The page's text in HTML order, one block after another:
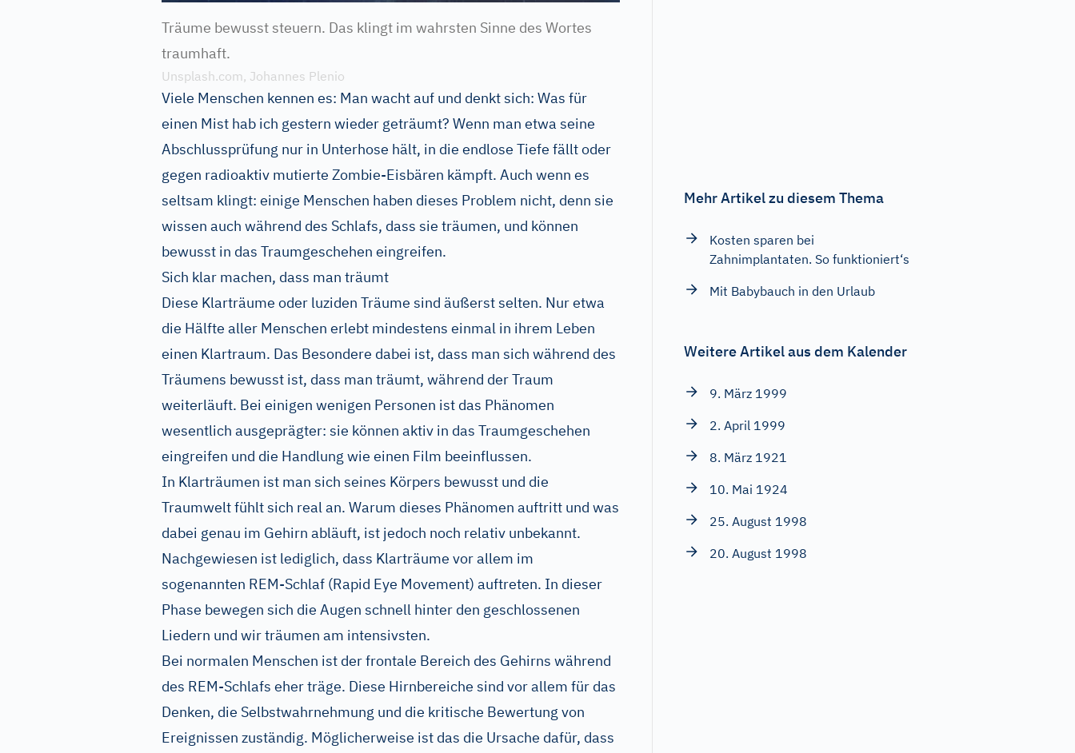
Träume bewusst steuern. Das klingt im wahrsten Sinne des Wortes
traumhaft.
Unsplash.com, Johannes Plenio
Viele Menschen kennen es: Man wacht auf und denkt sich: Was für
einen Mist hab ich gestern wieder geträumt? Wenn man etwa seine
Abschlussprüfung nur in Unterhose hält, in die endlose Tiefe fällt oder
gegen radioaktiv mutierte Zombie-Eisbären kämpft. Auch wenn es
seltsam klingt: einige Menschen haben dieses Problem nicht, denn sie
wissen auch während des Schlafs, dass sie träumen, und können
bewusst in das Traumgeschehen eingreifen.
Sich klar machen, dass man träumt
Diese Klarträume oder luziden Träume sind äußerst selten. Nur etwa
die Hälfte aller Menschen erlebt mindestens einmal in ihrem Leben
einen Klartraum. Das Besondere dabei ist, dass man sich während des
Träumens bewusst ist, dass man träumt, während der Traum
weiterläuft. Bei einigen wenigen Personen ist das Phänomen
wesentlich ausgeprägter: sie können aktiv in das Traumgeschehen
eingreifen und die Handlung wie einen Film beeinflussen.
In Klarträumen ist man sich seines Körpers bewusst und die
Traumwelt fühlt sich real an. Warum dieses Phänomen auftritt und was
dabei genau im Gehirn abläuft, ist jedoch noch relativ unbekannt.
Nachgewiesen ist lediglich, dass Klarträume vor allem im
sogenannten REM-Schlaf (Rapid Eye Movement) auftreten. In dieser
Phase bewegen sich die Augen schnell hinter den geschlossenen
Liedern und wir träumen am intensivsten.
Bei normalen Menschen ist der frontale Bereich des Gehirns während
des REM-Schlafs eher träge. Diese Hirnbereiche sind vor allem für das
Denken, die Selbstwahrnehmung und die kritische Bewertung von
Ereignissen zuständig. Möglicherweise ist das die Ursache dafür, dass
Mehr Artikel zu diesem Thema
Kosten sparen bei
Zahnimplantaten. So funktioniert‘s
Mit Babybauch in den Urlaub
Weitere Artikel aus dem Kalender
9. März 1999
2. April 1999
8. März 1921
10. Mai 1924
25. August 1998
20. August 1998